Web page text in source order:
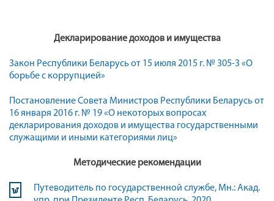
Декларирование доходов и имущества
Закон Республики Беларусь от 15 июля 2015 г. № 305-З «О
борьбе с коррупцией»
Постановление Совета Министров Республики Беларусь от
16 января 2016 г. № 19 «О некоторых вопросах
декларирования доходов и имущества государственными
служащими и иными категориями лиц»
Методические рекомендации
Путеводитель по государственной службе, Мн.: Акад.